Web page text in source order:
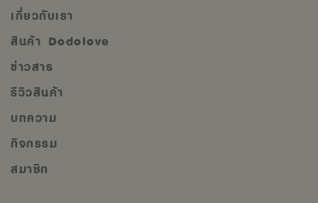
เกี่ยวกับเรา
สินค้า Dodolove
ข่าวสาร
รีวิวสินค้า
บทความ
กิจกรรม
สมาชิก